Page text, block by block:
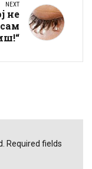
NEXT
не
Required fields